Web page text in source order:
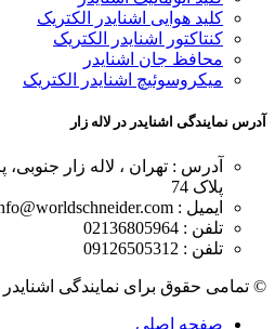
کلید هوایی اشنایدر الکتریک
کنتاکتور اشنایدر الکتریک
محافظ جان اشنایدر
میکروسوئیچ اشنایدر الکتریک
آدرس نمایندگی اشنایدر در لاله زار
آدرس : تهران ، لاله زار
پلاک 74
ایمیل : info@worldschneider.com
تلفن : 02136805964
تلفن : 09126505312
© تمامی حقوق برای نمایندگی
صفحه اصلی